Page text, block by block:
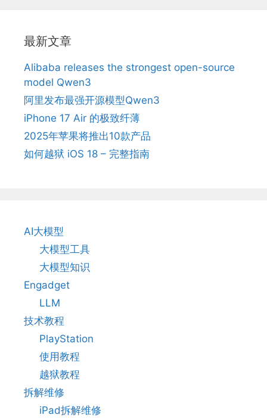
最新文章
Alibaba releases the strongest open-source
model Qwen3
阿里发布最强开源模型Qwen3
iPhone 17 Air 的极致纤薄
2025年苹果将推出10款产品
如何越狱 iOS 18 – 完整指南
AI大模型
大模型工具
大模型知识
Engadget
LLM
技术教程
PlayStation
使用教程
越狱教程
拆解维修
iPad拆解维修